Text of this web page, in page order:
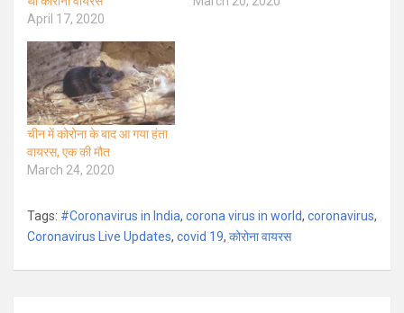
April 17, 2020
चीन में कोरोना के बाद आ गया हंता
वायरस, एक की मौत
March 24, 2020
Tags: #Coronavirus in India, corona virus in world, coronavirus,
Coronavirus Live Updates, covid 19, कोरोना वायरस